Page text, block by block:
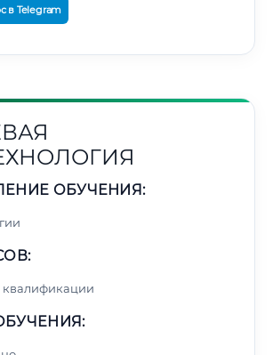
в Telegram
ОБУЧЕНИЯ: